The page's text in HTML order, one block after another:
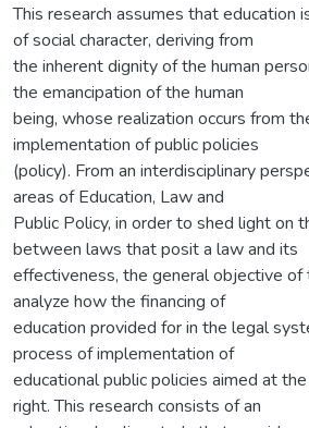
This research assumes that education
of social character, deriving from
the inherent dignity of the human
the emancipation of the human
being, whose realization occurs from
implementation of public policies
(policy). From an interdisciplinary
areas of Education, Law and
Public Policy, in order to shed light on
between laws that posit a law and its
effectiveness, the general objective of
analyze how the financing of
education provided for in the legal
process of implementation of
educational public policies aimed at
right. This research consists of an